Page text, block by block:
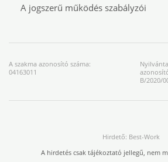
A jogszerű működés szabályzói
A szakma azonosító száma:
04163011
B/2020/
Hirdető: Best-Work
A hirdetés csak tájékoztató jellegű, nem